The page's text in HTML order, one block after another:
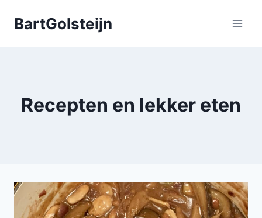
naarBartGolsteijn
Recepten en lekker eten